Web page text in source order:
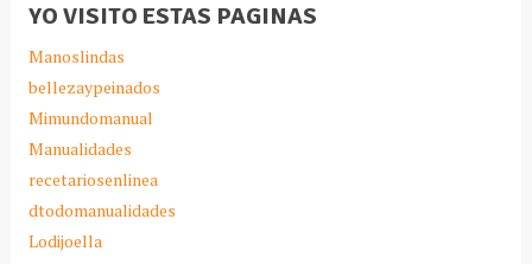
YO VISITO ESTAS PAGINAS
Manoslindas
bellezaypeinados
Mimundomanual
Manualidades
recetariosenlinea
dtodomanualidades
Lodijoella